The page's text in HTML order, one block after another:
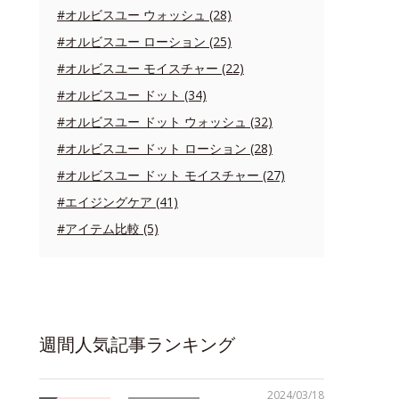
#オルビスユー ウォッシュ (28)
#オルビスユー ローション (25)
#オルビスユー モイスチャー (22)
#オルビスユー ドット (34)
#オルビスユー ドット ウォッシュ (32)
#オルビスユー ドット ローション (28)
#オルビスユー ドット モイスチャー (27)
#エイジングケア (41)
#アイテム比較 (5)
週間人気記事ランキング
2024/03/18